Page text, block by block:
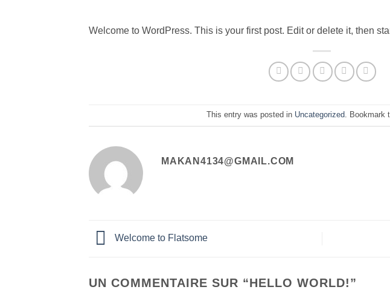
Welcome to WordPress. This is your first post. Edit or delete it, then
This entry was posted in Uncategorized . Bookmark
MAKAN4134@GMAIL.COM
Welcome to Flatsome
UN COMMENTAIRE SUR “HELLO WORLD!”